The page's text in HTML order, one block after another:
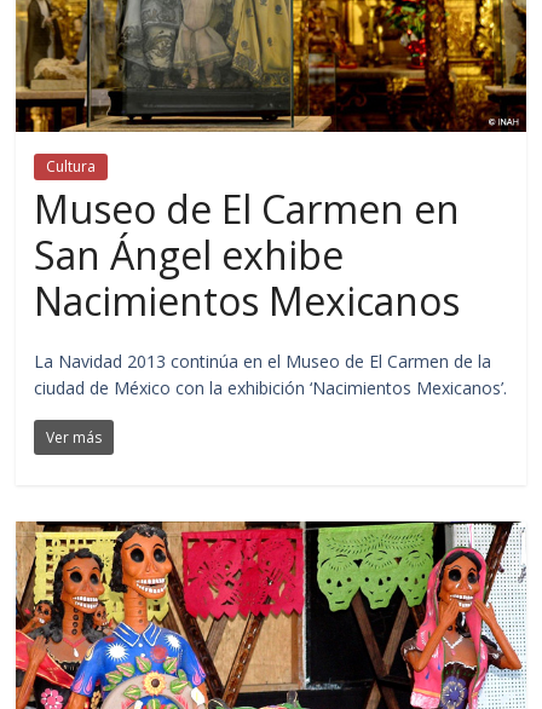
Cultura
Museo de El Carmen en
San Ángel exhibe
Nacimientos Mexicanos
La Navidad 2013 continúa en el Museo de El Carmen de la
ciudad de México con la exhibición ‘Nacimientos Mexicanos’.
Ver más